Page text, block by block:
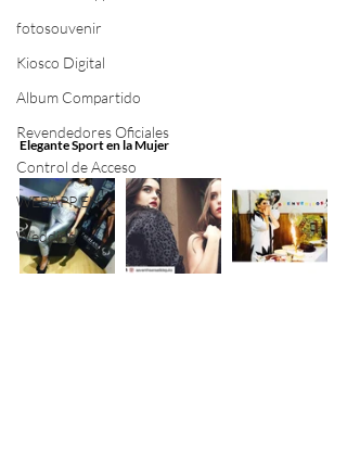
fotosouvenir
Kiosco Digital
Album Compartido
Revendedores Oficiales
Control de Acceso
WEBAPP EN
Wedding
Elegante Sport en la Mujer